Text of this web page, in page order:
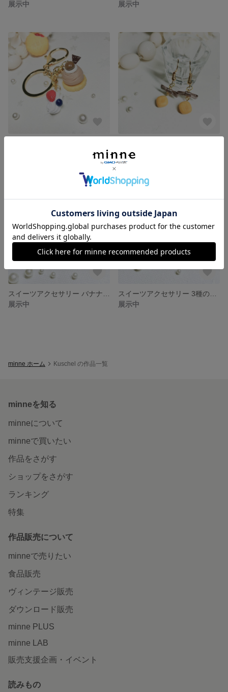
展示中 展示中
展示中
展示中
展示中
minne ホーム Kuschel の作品一覧
minneを知る
minneについて
minneで買いたい
作品をさがす
ショップをさがす
ランキング
特集
作品販売について
minneで売りたい
食品販売
ヴィンテージ販売
ダウンロード販売
minne PLUS
minne LAB
販売支援企画・イベント
読みもの